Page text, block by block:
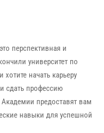
перспективная и
университет по
начать карьеру
сдать профессию
предоставят вам
навыки для успешной